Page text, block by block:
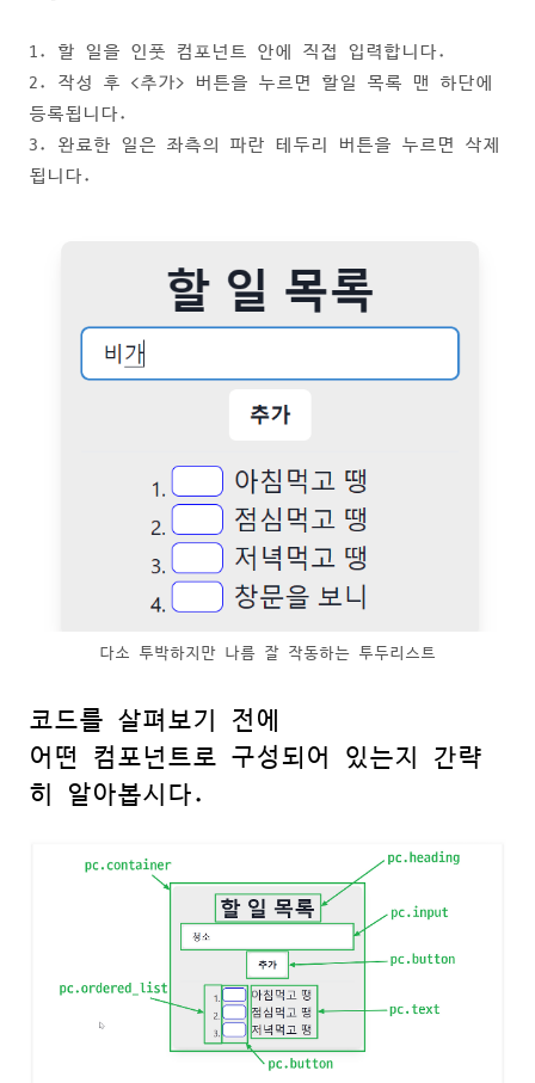
1. 할 일을 인풋 컴포넌트 안에 직접 입력합니다.
2. 작성 후 <추가> 버튼을 누르면 할일 목록 맨 하단에
등록됩니다.
3. 완료한 일은 좌측의 파란 테두리 버튼을 누르면 삭제
됩니다.
다소 투박하지만 나름 잘 작동하는 투두리스트
코드를 살펴보기 전에
어떤 컴포넌트로 구성되어 있는지 간략
히 알아봅시다.